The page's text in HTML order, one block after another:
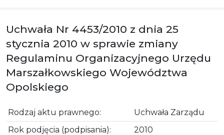
Uchwała Nr 4453/2010 z dnia 25
stycznia 2010 w sprawie zmiany
Regulaminu Organizacyjnego Urzędu
Marszałkowskiego Województwa
Opolskiego
Rodzaj aktu prawnego:
Uchwała Zarządu
Rok podjęcia (podpisania):
2010